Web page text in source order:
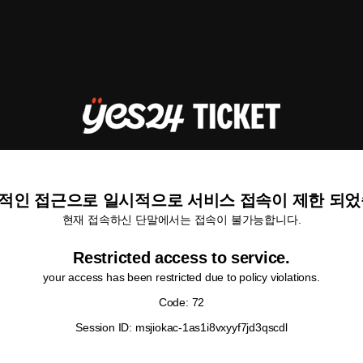
인 접근으로 일시적으로 서비스 접속이 제한 되
현재 접속하신 단말에서는 접속이 불가능합니다.
Restricted access to service.
your access has been restricted due to policy violations.
Code: 72
Session ID: msjiokac-1as1i8vxyyf7jd3qscdl